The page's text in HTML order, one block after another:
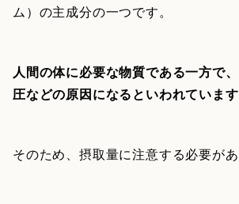
ム）の主成分の一つです。
人間の体に必要な物質である一方で
圧などの原因になるといわれています
そのため、摂取量に注意する必要があ